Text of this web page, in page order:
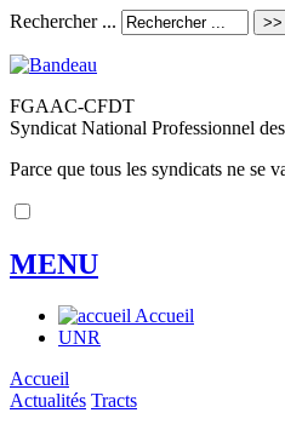
Rechercher ...
FGAAC-CFDT
Syndicat National Professionnel
Parce que tous les syndicats ne se
MENU
Accueil
UNR
Accueil
Actualités Tracts